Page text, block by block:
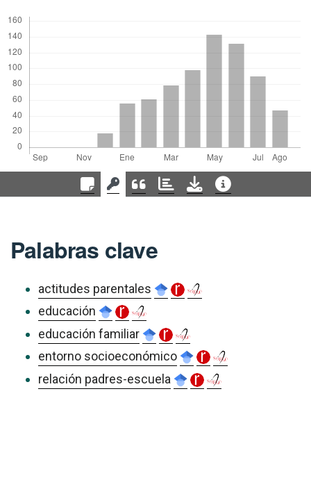
Palabras clave
actitudes parentales
educación
educación familiar
entorno socioeconómico
relación padres-escuela